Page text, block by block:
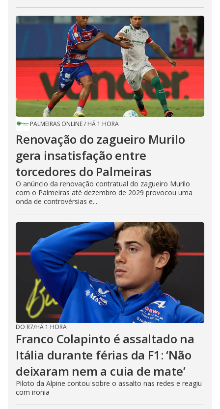
PALMEIRAS ONLINE/ HÁ 1 HORA
Renovação do zagueiro Murilo
gera insatisfação entre
torcedores do Palmeiras
O anúncio da renovação contratual do zagueiro Murilo
com o Palmeiras até dezembro de 2029 provocou uma
onda de controvérsias e...
DO R7/HÁ 1 HORA
Franco Colapinto é assaltado na
Itália durante férias da F1: ‘Não
deixaram nem a cuia de mate’
Piloto da Alpine contou sobre o assalto nas redes e reagiu
com ironia